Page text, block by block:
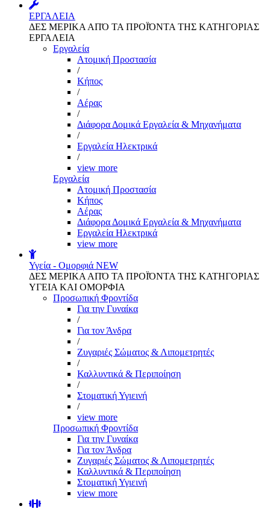
ΕΡΓΑΛΕΙΑ
ΔΕΣ ΜΕΡΙΚΑ ΑΠΌ ΤΑ ΠΡΟΪΌΝΤΑ ΤΗΣ ΚΑΤΗΓΟΡΙΑΣ
ΕΡΓΑΛΕΙΑ
Εργαλεία
Aτομική Προστασία
/
Kήπος
/
Αέρας
/
Διάφορα Δομικά Εργαλεία & Μηχανήματα
/
Εργαλεία Ηλεκτρικά
/
view more
Εργαλεία
Aτομική Προστασία
Kήπος
Αέρας
Διάφορα Δομικά Εργαλεία & Μηχανήματα
Εργαλεία Ηλεκτρικά
view more
Υγεία - Ομορφιά NEW
ΔΕΣ ΜΕΡΙΚΑ ΑΠΌ ΤΑ ΠΡΟΪΌΝΤΑ ΤΗΣ ΚΑΤΗΓΟΡΙΑΣ
ΥΓΕΙΑ ΚΑΙ ΟΜΟΡΦΙΑ
Προσωπική Φροντίδα
Για την Γυναίκα
/
Για τον Άνδρα
/
Ζυγαριές Σώματος & Λιπομετρητές
/
Καλλυντικά & Περιποίηση
/
Στοματική Υγιεινή
/
view more
Προσωπική Φροντίδα
Για την Γυναίκα
Για τον Άνδρα
Ζυγαριές Σώματος & Λιπομετρητές
Καλλυντικά & Περιποίηση
Στοματική Υγιεινή
view more